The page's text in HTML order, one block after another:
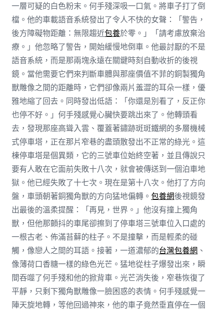
一層可疑的白色粉末。何手殘深吸一口氣。將車子打了倒
檔。他的車載語音系統發出了令人不快的女聲：「警告，
後方障礙物距離：無限趨近包養於零。」「請考慮放棄治
療。」他忽略了警告，開始緩慢地倒車。他最討厭的不是
語音系統，而是那兩塊永遠在關鍵時刻自動收折的後視
鏡。當他需要它們來判斷車體與那座價值不菲的銅製獨角
獸雕像之間的距離時，它們卻像兩片羞澀的耳朵一樣，優
雅地縮了回去。同時發出低語：「你還是別看了，反正你
也停不好。」何手殘感覺心臟快要跳出來了。他轉頭看
去，發現那座高聳入雲、覆蓋著鏽跡斑斑鐵網的多層機械
式停車塔，正在那片窄巷的盡頭散發出不正常的綠光。這
棟停車塔是個異類，它的三號車位始終空著，並且傳說只
要有人敢在它面前失敗十八次，就會被傳送到一個泊車地
獄。他已經失敗了十七次。現在是第十八次。他打了方向
盤，車頭朝著銅獨角獸的方向猛地偏轉。 包養網後視鏡發
出最後的溫柔提醒：「再見，世界。」他沒有撞上獨角
獸，但他那顫抖的車尾卻擦到了停車塔三號車位入口處的
一根古老、佈滿苔蘚的柱子。不是撞擊，而是輕柔的碰
觸，像戀人之間的耳語。接著，一道濃郁的台灣包養網 、
像薄荷口香糖一樣的綠色光芒。猛地從柱子爆發出來，瞬
間吞噬了何手殘和他的掀背車。光芒消失後，窄巷恢復了
平靜，只剩下獨角獸雕像一臉困惑的表情。何手殘感覺一
陣天旋地轉，等他回過神來，他的車子竟然垂直停在一個